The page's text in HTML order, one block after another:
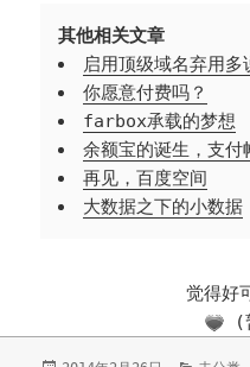
其他相关文章
启用顶级域名弃用多
你愿意付费吗？
farbox承载的梦想
余额宝的诞生，支付
再见，百度空间
大数据之下的小数据
觉得好
(